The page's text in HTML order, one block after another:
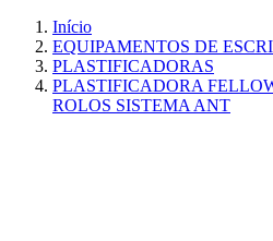
Início
EQUIPAMENTOS DE
PLASTIFICADORAS
PLASTIFICADORA
ROLOS SISTEMA ANT